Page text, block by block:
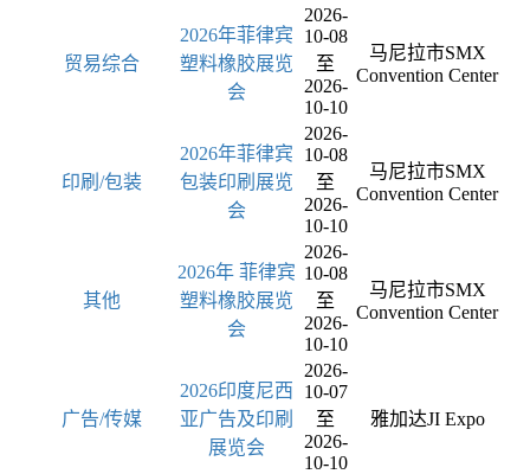
贸易综合
2026年菲律宾
塑料橡胶展览
会
2026-
10-08
至
2026-
10-10
马尼拉市SMX
Convention Center
印刷/包装
2026年菲律宾
包装印刷展览
会
2026-
10-08
至
2026-
10-10
马尼拉市SMX
Convention Center
其他
2026年 菲律宾
塑料橡胶展览
会
2026-
10-08
至
2026-
10-10
马尼拉市SMX
Convention Center
广告/传媒
2026印度尼西
亚广告及印刷
展览会
2026-
10-07
至
2026-
10-10
雅加达JI Expo